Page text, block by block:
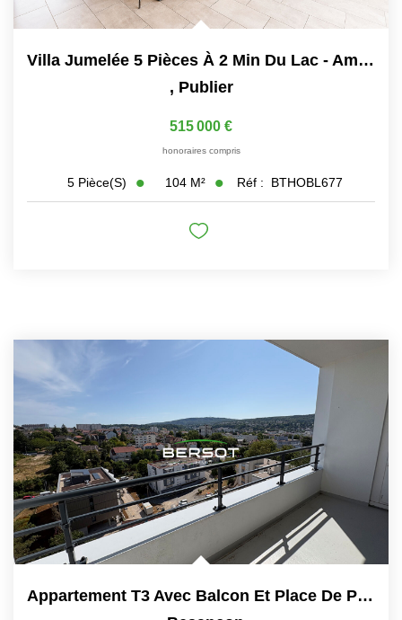
Villa Jumelée 5 Pièces À 2 Min Du Lac - Amphion-Les-Bains
, Publier
515 000 €
honoraires compris
5 Pièce(s) 104 M² Réf : BTHOBL677
Appartement T3 Avec Balcon Et Place De Parking Privative -...